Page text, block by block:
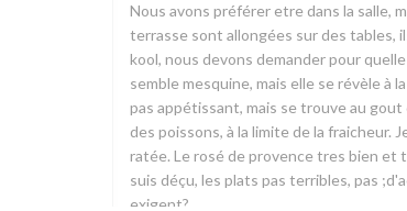
Nous avons préférer etre dans la salle,
terrasse sont allongées sur des tables,
kool, nous devons demander pour
semble mesquine, mais elle se révèle à
pas appétissant, mais se trouve au
des poissons, à la limite de la fraicheur.
ratée. Le rosé de provence tres bien et
suis déçu, les plats pas terribles, pas
exigent?